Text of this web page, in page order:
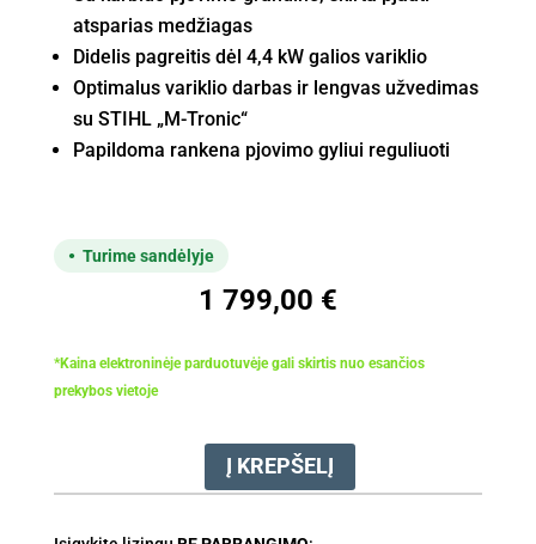
atsparias medžiagas
Didelis pagreitis dėl 4,4 kW galios variklio
Optimalus variklio darbas ir lengvas užvedimas
su STIHL „M-Tronic“
Papildoma rankena pjovimo gyliui reguliuoti
Turime sandėlyje
1 799,00 €
*Kaina elektroninėje parduotuvėje gali skirtis nuo esančios
prekybos vietoje
produkto
Motorinis
Į KREPŠELĮ